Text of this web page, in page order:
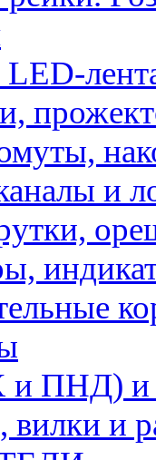
и
ПНД) и
вилки и